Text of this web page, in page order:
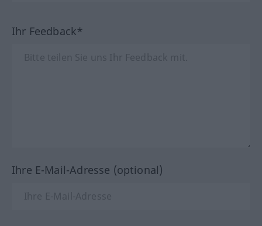
Ihr Feedback*
Ihre E-Mail-Adresse (optional)